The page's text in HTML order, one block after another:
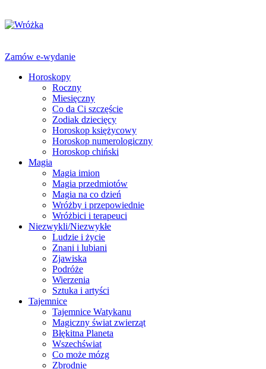
Zamów e-wydanie
Horoskopy
Roczny
Miesięczny
Co da Ci szczęście
Zodiak dziecięcy
Horoskop księżycowy
Horoskop numerologiczny
Horoskop chiński
Magia
Magia imion
Magia przedmiotów
Magia na co dzień
Wróżby i przepowiednie
Wróżbici i terapeuci
Niezwykli/Niezwykłe
Ludzie i życie
Znani i lubiani
Zjawiska
Podróże
Wierzenia
Sztuka i artyści
Tajemnice
Tajemnice Watykanu
Magiczny świat zwierząt
Błękitna Planeta
Wszechświat
Co może mózg
Zbrodnie